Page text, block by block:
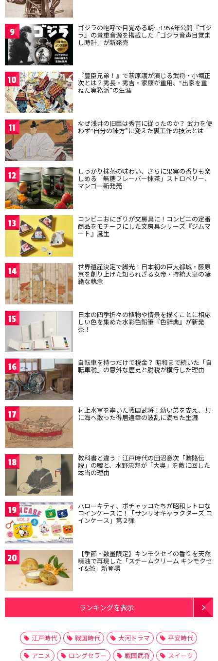
9 ゴジラの咆哮で目覚める朝…1954年公開『ゴジ
ラ』の貴重音源を搭載した「ゴジラ音声目覚ま
し時計」が新発売
10 『豊臣兄弟！』で萩原護が演じる武将・小堀正
次とは？秀長・秀吉・家康が重用、“出家を重
ねた実務派”の生涯
11 なぜ浅井の旧臣は秀吉に従ったのか？ 武力を使
わず“自分の味方”に変えた裏工作の技法とは
12 しっかり抹茶の味わい、さらに果実の香りも楽
しめる「無糖フレーバー抹茶」ストロベリー、
マンゴー新発売
13 コンビニおにぎりが文房具に！コンビニの定番
商品をモチーフにした文房具シリーズ『ジムマ
ート』誕生
14 世界遺産決定で脚光！日本初の巨大都城・藤原
京を創り上げた知られざる女帝・持統天皇の凄
絶な執念
15 日本の四季折々の植物や情景を描くことに相応
しい色を集めた水彩色鉛筆『色辞典』が新発
売！
16 自転車を持つだけで税金？ 昭和まで続いた「自
転車税」の意外な歴史と脱税が横行した理由
17 村上水軍を率いた戦国武将！幼い弟を支え、共
に海へ散った得居通幸の波乱に満ちた生涯
18 教科書と違う！江戸時代の田沼意次「賄賂伝
説」の嘘と、水野忠邦が「大奥」を敵に回した
本当の理由
19 ハローキティ、ポチャッコたちが昭和レトロな
コインケースに！「サンリオキャラクターズ コ
インケース」第２弾
20 【季節・数量限定】キンモクセイの香りを天然
精油で再現した「スチームクリーム キンモクセ
イ&茶」新登場
ランキングを表示
江戸時代 戦国時代 大河ドラマ
平安時代
アニメ
ロングセラー 戦国武将
スイーツ